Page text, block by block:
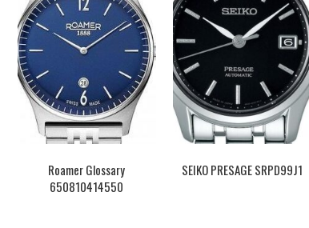
Roamer Glossary
650810414550
SEIKO PRESAGE SRPD99J1